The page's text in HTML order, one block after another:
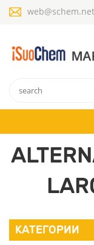
web@schem.net
КАТЕГОРИИ